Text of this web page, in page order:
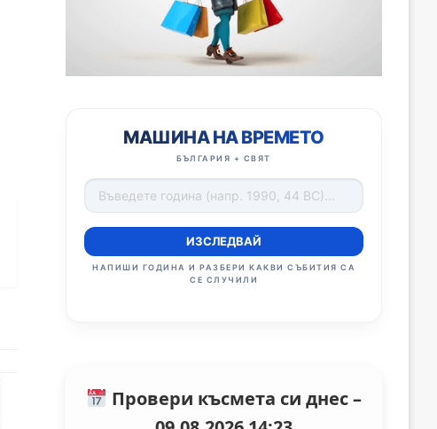
МАШИНА НА ВРЕМЕТО
БЪЛГАРИЯ + СВЯТ
ИЗСЛЕДВАЙ
НАПИШИ ГОДИНА И РАЗБЕРИ КАКВИ СЪБИТИЯ СА
СЕ СЛУЧИЛИ
Провери късмета си днес –